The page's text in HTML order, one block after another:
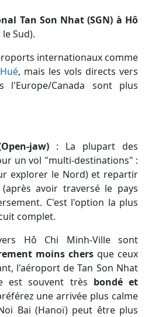
Tan Son Nhat (SGN) à Hô
Sud).
internationaux comme
Hué, mais les vols directs vers
l'Europe/Canada sont plus
jaw) : La plupart des
un vol "multi-destinations" :
explorer le Nord) et repartir
avoir traversé le pays
C'est l'option la plus
complet.
Hô Chi Minh-Ville sont
moins chers que ceux
l'aéroport de Tan Son Nhat
est souvent très bondé et
une arrivée plus calme
Bai (Hanoï) peut être plus